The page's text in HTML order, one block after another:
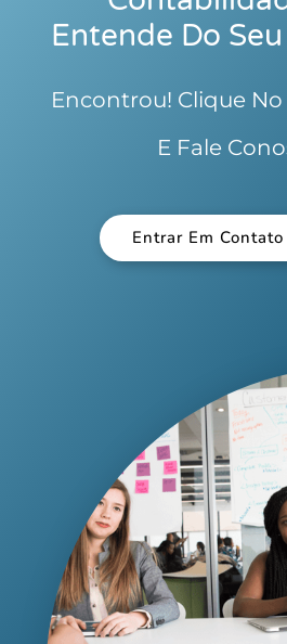
Entende Do
Encontrou! Clique
E Fale
Entrar Em